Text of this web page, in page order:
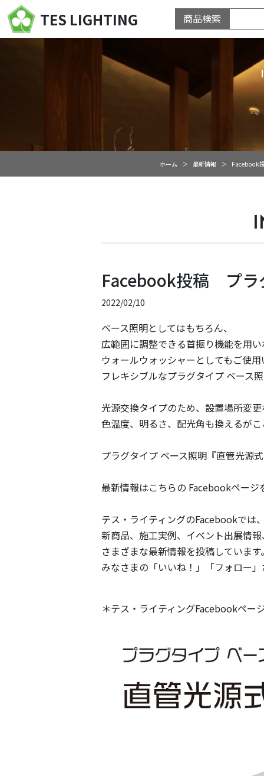
TES LIGHTING 商品検索
ホーム 最新情報 Facebook
Facebook投稿 プラ
2022/02/10
ベース照明としてはもちろん、
広範囲に調整できる首振り機能を用
ウォールウォッシャーとしてもご使
フレキシブルなプラグタイプ ベース
光源交換タイプのため、設置場所変
色温度、明るさ、配光角も換えるが
プラグタイプ ベース照明『直管光源
最新情報はこちらの Facebookページ
テス・ライティングのFacebookでは
新商品、施工実例、イベント出展情
さまざまな最新情報を投稿しています
みなさまの「いいね！」「フォロー
＊テス・ライティングFacebookペー